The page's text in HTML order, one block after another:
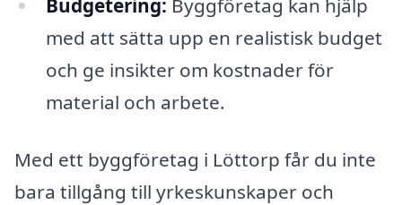
Budgetering: Byggföretag kan hjälp
med att sätta upp en realistisk budget
och ge insikter om kostnader för
material och arbete.
Med ett byggföretag i Löttorp får du inte
bara tillgång till yrkeskunskaper och